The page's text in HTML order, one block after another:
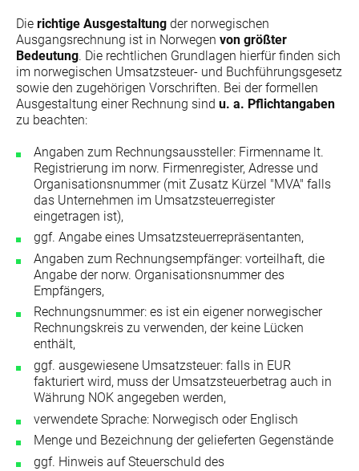
Die richtige Ausgestaltung der norwegischen
Ausgangsrechnung ist in Norwegen von größter
Bedeutung. Die rechtlichen Grundlagen hierfür finden sich
im norwegischen Umsatzsteuer- und Buchführungsgesetz
sowie den zugehörigen Vorschriften. Bei der formellen
Ausgestaltung einer Rechnung sind u. a. Pflichtangaben
zu beachten:
Angaben zum Rechnungsaussteller: Firmenname lt.
Registrierung im norw. Firmenregister, Adresse und
Organisationsnummer (mit Zusatz Kürzel "MVA" falls
das Unternehmen im Umsatzsteuerregister
eingetragen ist),
ggf. Angabe eines Umsatzsteuerrepräsentanten,
Angaben zum Rechnungsempfänger: vorteilhaft, die
Angabe der norw. Organisationsnummer des
Empfängers,
Rechnungsnummer: es ist ein eigener norwegischer
Rechnungskreis zu verwenden, der keine Lücken
enthält,
ggf. ausgewiesene Umsatzsteuer: falls in EUR
fakturiert wird, muss der Umsatzsteuerbetrag auch in
Währung NOK angegeben werden,
verwendete Sprache: Norwegisch oder Englisch
Menge und Bezeichnung der gelieferten Gegenstände
ggf. Hinweis auf Steuerschuld des